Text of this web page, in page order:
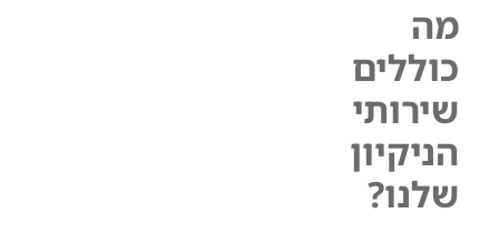
מה
כוללים
שירותי
הניקיון
שלנו?